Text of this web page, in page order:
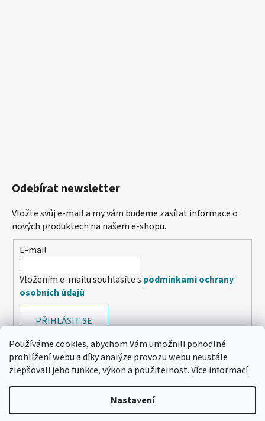
Používáme cookies, abychom Vám umožnili pohodlné
prohlížení webu a díky analýze provozu webu neustále
zlepšovali jeho funkce, výkon a použitelnost.Více informací
Nastavení
Odebírat newsletter
Vložte svůj e-mail a my vám budeme zasílat informace o
nových produktech na našem e-shopu.
E-mail
Vložením e-mailu souhlasíte s podmínkami ochrany
osobních údajů
PŘIHLÁSIT SE